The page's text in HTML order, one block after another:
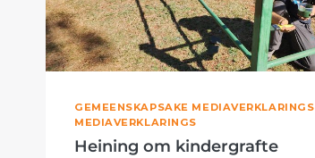
GEMEENSKAPSAKE MEDIAVERKLARINGS
MEDIAVERKLARINGS
Heining om kindergrafte